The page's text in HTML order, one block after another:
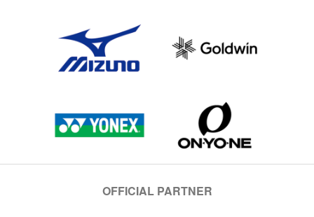
OFFICIAL PARTNER